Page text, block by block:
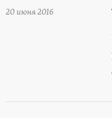
20 июня 2016